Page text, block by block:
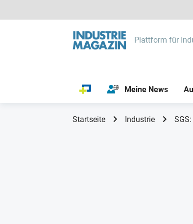
Plattform für
Meine News
Startseite Industrie